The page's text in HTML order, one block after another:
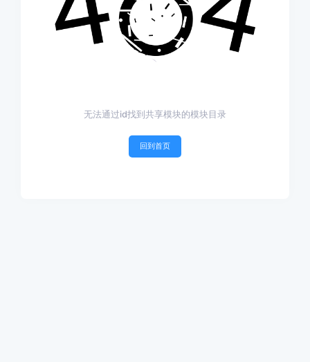
无法通过id找到共享模块的模块目录
回到首页